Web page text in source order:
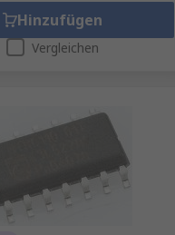
Hinzufügen
Vergleichen